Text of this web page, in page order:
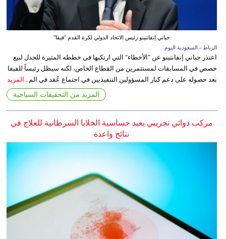
جياني إنفانتينو رئيس الاتحاد الدولي لكرة القدم "فيفا"
الرباط - السعودية اليوم
اعتذر جياني إنفانتينو عن "الأخطاء" التي ارتكبها في خططه المثيرة للجدل لبيع
حصص في المسابقات لمستثمرين من القطاع الخاص، لكنه سيظل رئيساً للفيفا
بعد حصوله على دعم كبار المسؤولين التنفيذيين في اجتماع عُقد في الم... المزيد
المزيد من التحقيقات السياحية
مركب دوائي تجريبي يعيد حساسية الخلايا السرطانية للعلاج في
نتائج واعدة